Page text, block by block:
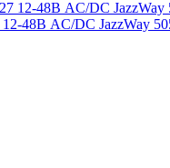
48В AC/DC JazzWay